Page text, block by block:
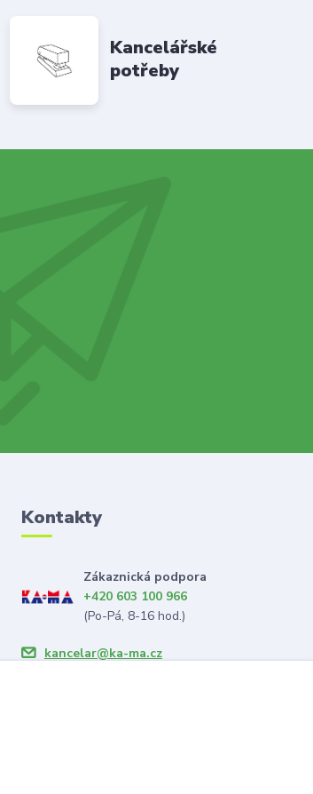
Kancelářské
potřeby
Kontakty
Zákaznická podpora
+420 603 100 966
(Po-Pá, 8-16 hod.)
kancelar@ka-ma.cz